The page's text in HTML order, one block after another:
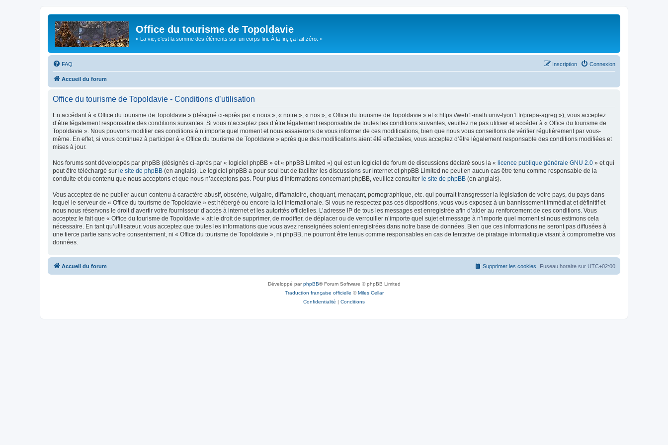
Office du tourisme de Topoldavie
« La vie, c'est la somme des éléments sur un corps fini. À la fin, ça fait zéro. »
FAQ Connexion
Inscription
Accueil du forum
Office du tourisme de Topoldavie - Conditions d’utilisation
En accédant à « Office du tourisme de Topoldavie » (désigné ci-après par « nous », « notre », « nos », « Office du tourisme de Topoldavie » et « https://web1-math.univ-lyon1.fr/prepa-agreg »), vous acceptez
d’être légalement responsable des conditions suivantes. Si vous n’acceptez pas d’être légalement responsable de toutes les conditions suivantes, veuillez ne pas utiliser et accéder à « Office du tourisme de
Topoldavie ». Nous pouvons modifier ces conditions à n’importe quel moment et nous essaierons de vous informer de ces modifications, bien que nous vous conseillons de vérifier régulièrement par vous-
même. En effet, si vous continuez à participer à « Office du tourisme de Topoldavie » après que des modifications aient été effectuées, vous acceptez d’être légalement responsable des conditions modifiées et
mises à jour.
Nos forums sont développés par phpBB (désignés ci-après par « logiciel phpBB » et « phpBB Limited ») qui est un logiciel de forum de discussions déclaré sous la « licence publique générale GNU 2.0 » et qui
peut être téléchargé sur le site de phpBB (en anglais). Le logiciel phpBB a pour seul but de faciliter les discussions sur internet et phpBB Limited ne peut en aucun cas être tenu comme responsable de la
conduite et du contenu que nous acceptons et que nous n’acceptons pas. Pour plus d’informations concernant phpBB, veuillez consulter le site de phpBB (en anglais).
Vous acceptez de ne publier aucun contenu à caractère abusif, obscène, vulgaire, diffamatoire, choquant, menaçant, pornographique, etc. qui pourrait transgresser la législation de votre pays, du pays dans
lequel le serveur de « Office du tourisme de Topoldavie » est hébergé ou encore la loi internationale. Si vous ne respectez pas ces dispositions, vous vous exposez à un bannissement immédiat et définitif et
nous nous réservons le droit d’avertir votre fournisseur d’accès à internet et les autorités officielles. L’adresse IP de tous les messages est enregistrée afin d’aider au renforcement de ces conditions. Vous
acceptez le fait que « Office du tourisme de Topoldavie » ait le droit de supprimer, de modifier, de déplacer ou de verrouiller n’importe quel sujet et message à n’importe quel moment si nous estimons cela
nécessaire. En tant qu’utilisateur, vous acceptez que toutes les informations que vous avez renseignées soient enregistrées dans notre base de données. Bien que ces informations ne seront pas diffusées à
une tierce partie sans votre consentement, ni « Office du tourisme de Topoldavie », ni phpBB, ne pourront être tenus comme responsables en cas de tentative de piratage informatique visant à compromettre vos
données.
Accueil du forum Fuseau horaire sur UTC+02:00
Supprimer les cookies
Développé parphpBB® Forum Software © phpBB Limited
Traduction française officielle ©Miles Cellar
Confidentialité | Conditions